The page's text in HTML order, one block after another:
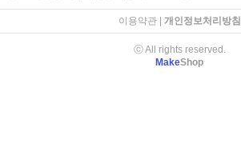
이용약관| 개인정보처리방침
ⓒ All rights reserved.
MakeShop